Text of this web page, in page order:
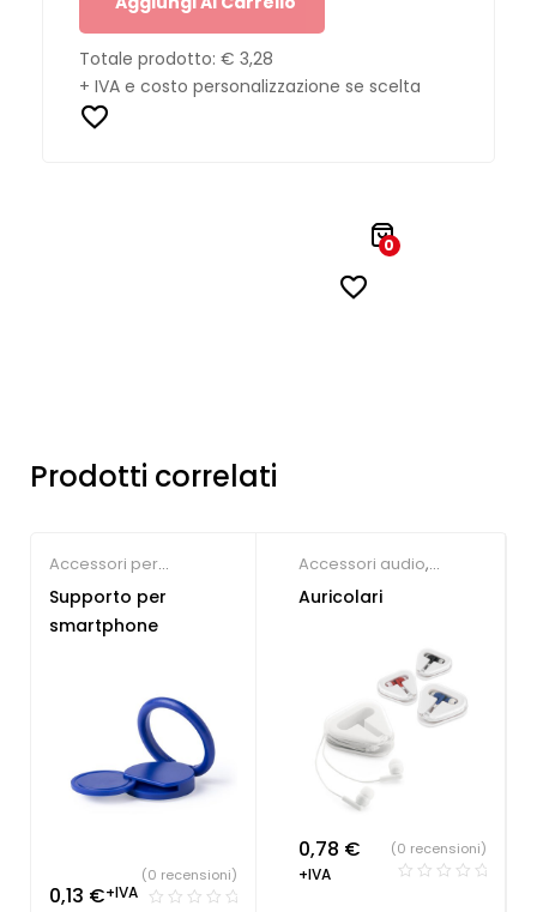
Totale prodotto: € 3,28
+ IVA e costo personalizzazione se scelta
0
Prodotti correlati
Accessori per
Smartphone,Gadget
economici
Supporto per
smartphone
0,13 €+IVA
(0 recensioni)
Accessori audio,
Accessori per
Gadget per
,Gadget per
Auricolari
0,78 €
+IVA
(0 recensioni)